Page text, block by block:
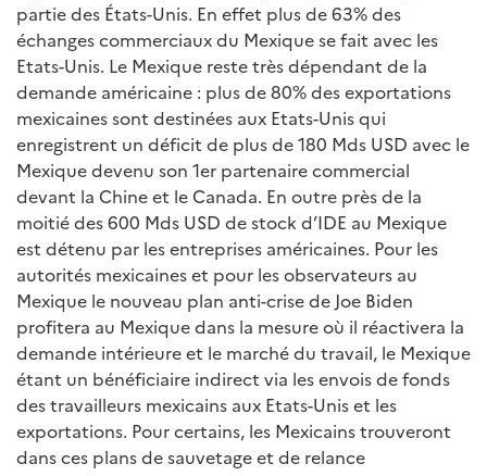
partie des États-Unis. En effet plus de 63% des
échanges commerciaux du Mexique se fait avec les
Etats-Unis. Le Mexique reste très dépendant de la
demande américaine : plus de 80% des exportations
mexicaines sont destinées aux Etats-Unis qui
enregistrent un déficit de plus de 180 Mds USD avec le
Mexique devenu son 1er partenaire commercial
devant la Chine et le Canada. En outre près de la
moitié des 600 Mds USD de stock d’IDE au Mexique
est détenu par les entreprises américaines. Pour les
autorités mexicaines et pour les observateurs au
Mexique le nouveau plan anti-crise de Joe Biden
profitera au Mexique dans la mesure où il réactivera la
demande intérieure et le marché du travail, le Mexique
étant un bénéficiaire indirect via les envois de fonds
des travailleurs mexicains aux Etats-Unis et les
exportations. Pour certains, les Mexicains trouveront
dans ces plans de sauvetage et de relance